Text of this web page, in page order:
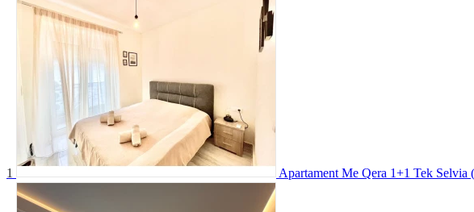
1 Apartament Me Qera 1+1 Tek Selvia